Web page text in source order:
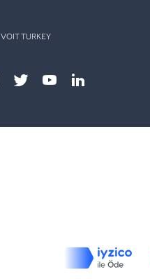
VOIT TURKEY